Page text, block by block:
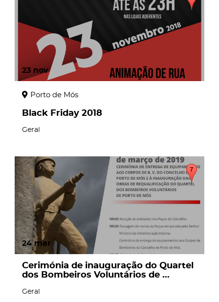
23 nov
Porto de Mós
Black Friday 2018
Geral
24 mar
Cerimónia de inauguração do Quartel
dos Bombeiros Voluntários de ...
Geral